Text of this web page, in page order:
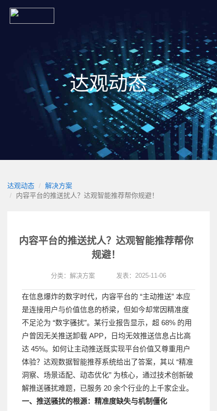
达观动态
达观动态
解决方案
内容平台的推送扰人？达观智能推荐帮你规避！
内容平台的推送扰人？达观智能推荐帮你
规避！
分类： 解决方案 发表：2025-11-06
在信息爆炸的数字时代，内容平台的 “主动推送” 本应
是连接用户与价值信息的桥梁，但如今却常因精准度
不足沦为 “数字骚扰”。某行业报告显示，超 68% 的用
户曾因无关推送卸载 APP，日均无效推送信息占比高
达 45%。如何让主动推送既实现平台价值又尊重用户
体验？达观数据智能推荐系统给出了答案，其以 “精准
洞察、场景适配、动态优化” 为核心，通过技术创新破
解推送骚扰难题，已服务 20 余个行业的上千家企业。
一、推送骚扰的根源：精准度缺失与机制僵化